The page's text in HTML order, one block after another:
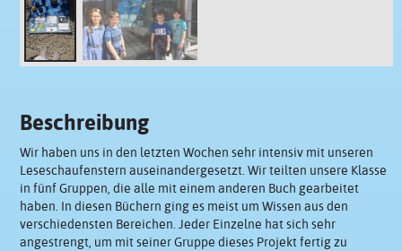
Beschreibung
Wir haben uns in den letzten Wochen sehr intensiv mit unseren
Leseschaufenstern auseinandergesetzt. Wir teilten unsere Klasse
in fünf Gruppen, die alle mit einem anderen Buch gearbeitet
haben. In diesen Büchern ging es meist um Wissen aus den
verschiedensten Bereichen. Jeder Einzelne hat sich sehr
angestrengt, um mit seiner Gruppe dieses Projekt fertig zu